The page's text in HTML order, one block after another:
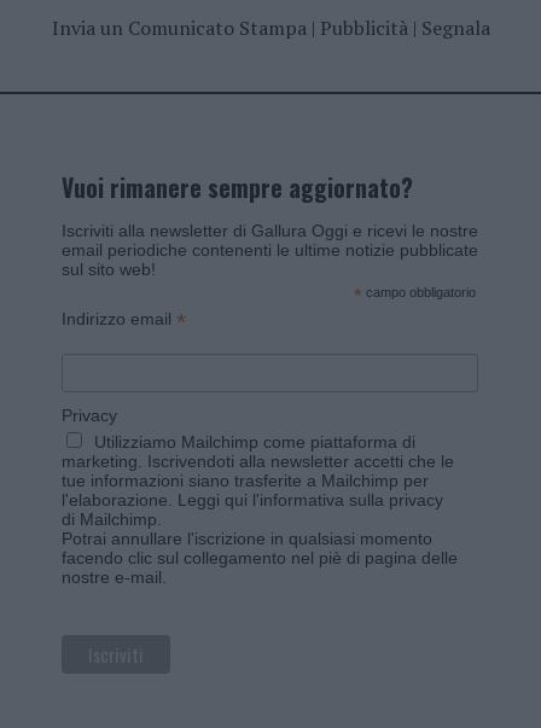
Invia un Comunicato Stampa| Pubblicità| Segnala
Vuoi rimanere sempre aggiornato?
Iscriviti alla newsletter di Gallura Oggi e ricevi le nostre
email periodiche contenenti le ultime notizie pubblicate
sul sito web!
* campo obbligatorio
Indirizzo email *
Privacy
Utilizziamo Mailchimp come piattaforma di
marketing. Iscrivendoti alla newsletter accetti che le
tue informazioni siano trasferite a Mailchimp per
l'elaborazione. Leggi qui l'informativa sulla privacy
di Mailchimp
Potrai annullare l'iscrizione in qualsiasi momento
facendo clic sul collegamento nel piè di pagina delle
nostre e-mail.